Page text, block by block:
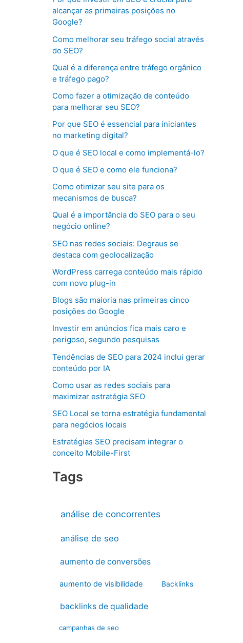
alcançar as primeiras posições no
Google?
Como melhorar seu tráfego social através
do SEO?
Qual é a diferença entre tráfego orgânico
e tráfego pago?
Como fazer a otimização de conteúdo
para melhorar seu SEO?
Por que SEO é essencial para iniciantes
no marketing digital?
O que é SEO local e como implementá-lo?
O que é SEO e como ele funciona?
Como otimizar seu site para os
mecanismos de busca?
Qual é a importância do SEO para o seu
negócio online?
SEO nas redes sociais: Degraus se
destaca com geolocalização
WordPress carrega conteúdo mais rápido
com novo plug-in
Blogs são maioria nas primeiras cinco
posições do Google
Investir em anúncios fica mais caro e
perigoso, segundo pesquisas
Tendências de SEO para 2024 inclui gerar
conteúdo por IA
Como usar as redes sociais para
maximizar estratégia SEO
SEO Local se torna estratégia fundamental
para negócios locais
Estratégias SEO precisam integrar o
conceito Mobile-First
Tags
análise de concorrentes
análise de seo
aumento de conversões
aumento de visibilidade Backlinks
backlinks de qualidade
campanhas de seo